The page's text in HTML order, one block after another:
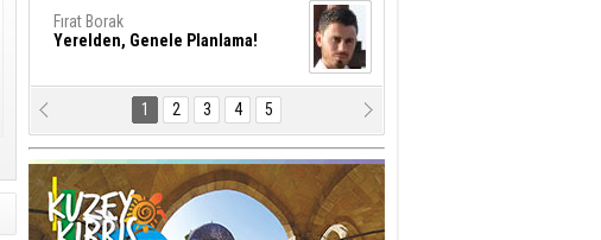
Fırat Borak
Yerelden, Genele Planlama!
Erkut YILMABAŞAR
Bayrak tartışmaları ve ihalesiz
işler!
Arif Alasya
2015 SONRASI VE AKINCI.
1 2 3 4 5